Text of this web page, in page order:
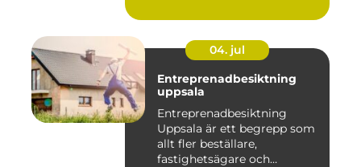
04. jul
Entreprenadbesiktning
uppsala
Entreprenadbesiktning
Uppsala är ett begrepp som
allt fler beställare,
fastighetsägare och